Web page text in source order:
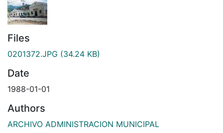
Files
0201372.JPG (34.24 KB)
Date
1988-01-01
Authors
ARCHIVO ADMINISTRACION MUNICIPAL